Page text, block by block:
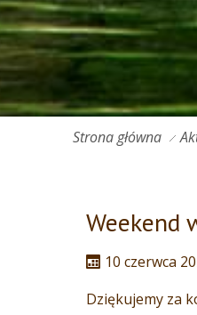
Strona główna
Weekend
10 czerwca
Dziękujemy za